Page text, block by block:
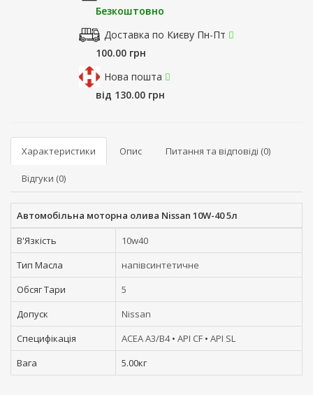
Безкоштовно
Доставка по Києву Пн-Пт
100.00 грн
Нова пошта
від 130.00 грн
Характеристики Опис Питання та відповіді (0)
Відгуки (0)
Автомобільна моторна олива Nissan 10W-40 5л
В'Язкість
10w40
Тип Масла
напівсинтетичне
Обсяг Тари
5
Допуск
Nissan
Специфікація
ACEA A3/B4• API CF • API SL
Вага
5.00кг